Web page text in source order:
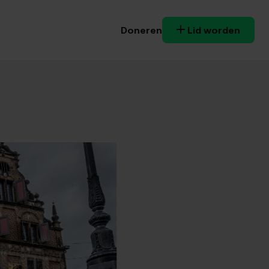
Doneren Lid worden